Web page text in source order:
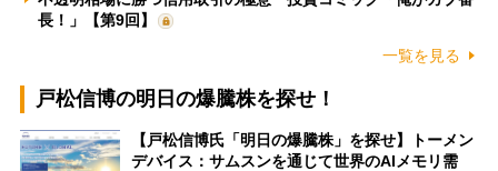
長！」【第9回】
一覧を見る
戸松信博の明日の爆騰株を探せ！
【戸松信博氏「明日の爆騰株」を探せ】トーメン
デバイス：サムスンを通じて世界のAIメモリ需